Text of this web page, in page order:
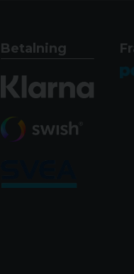
UTBYTBART
RAFFLAD BULT NEJ
RÄFFLAD PIPA NEJ
VIKTIGASTE
T3x är verktyg med
Betalning